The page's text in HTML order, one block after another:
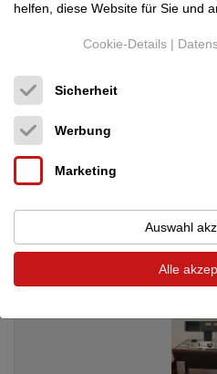
Studer
Tonbandgerät
3.500 €
helfen, diese Website für Sie und
Cookie-Details |
Sicherheit
Werbung
Marketing
Auswahl
Alle